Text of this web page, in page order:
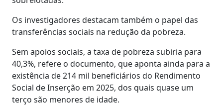
Os investigadores destacam também o papel das
transferências sociais na redução da pobreza.
Sem apoios sociais, a taxa de pobreza subiria para
40,3%, refere o documento, que aponta ainda para a
existência de 214 mil beneficiários do Rendimento
Social de Inserção em 2025, dos quais quase um
terço são menores de idade.